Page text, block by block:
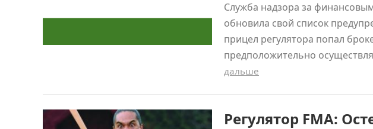
Служба надзора за
обновила свой список
прицел регулятора попал
предположительно
дальше
Регулятор FMA: